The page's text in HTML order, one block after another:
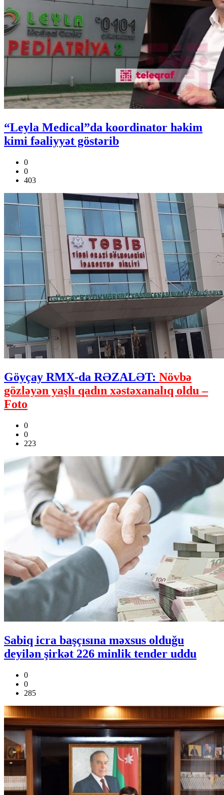
“Leyla Medical”da koordinator həkim
kimi fəaliyyət göstərib
0
0
403
Göyçay RMX-da RƏZALƏT: Növbə
gözləyən yaşlı qadın xəstəxanalıq oldu –
Foto
0
0
223
Sabiq icra başçısına məxsus olduğu
deyilən şirkət 226 minlik tender uddu
0
0
285